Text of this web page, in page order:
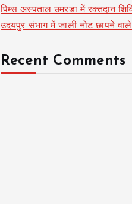
पिम्स अस्पताल उमरडा में रक्तदान
उदयपुर संभाग में जाली नोट छापने
Recent Comments